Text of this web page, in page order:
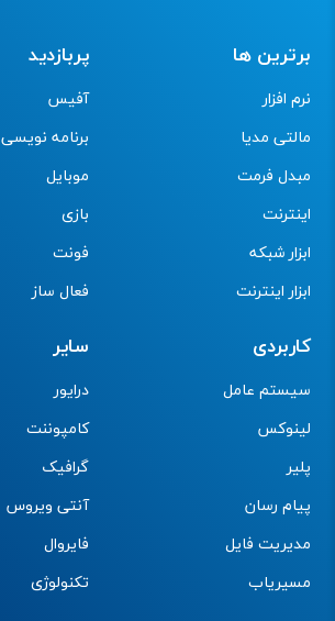
برترین ها
نرم افزار
مالتی مدیا
مبدل فرمت
اینترنت
ابزار شبکه
ابزار اینترنت
پربازدید
آفیس
برنامه نویسی
موبایل
بازی
فونت
فعال ساز
کاربردی
سیستم عامل
لینوکس
پلیر
پیام رسان
مدیریت فایل
مسیریاب
سایر
درایور
کامپوننت
گرافیک
آنتی ویروس
فایروال
تکنولوژی